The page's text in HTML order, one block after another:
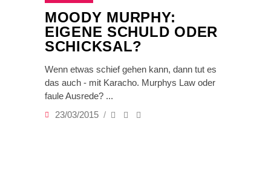
MOODY MURPHY:
EIGENE SCHULD ODER
SCHICKSAL?
Wenn etwas schief gehen kann, dann tut es
das auch - mit Karacho. Murphys Law oder
faule Ausrede?
23/03/2015